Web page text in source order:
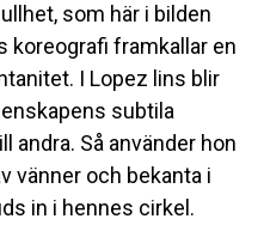
som här i bilden
koreografi framkallar en
I Lopez lins blir
subtila
andra. Så använder hon
vänner och bekanta i
in i hennes cirkel.